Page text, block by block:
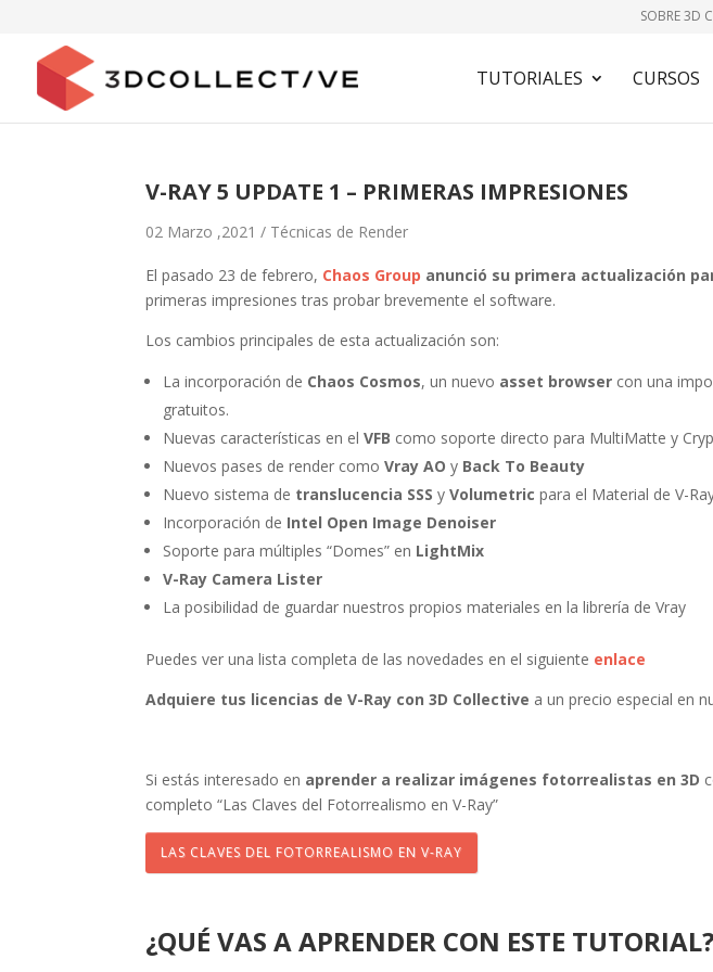
SOBRE 3D
TUTORIALES CURSOS
V-RAY 5 UPDATE 1 – PRIMERAS IMPRESIONES
02 Marzo ,2021 / Técnicas de Render
El pasado 23 de febrero, Chaos Group anunció su primera actualización
primeras impresiones tras probar brevemente el software.
Los cambios principales de esta actualización son:
La incorporación de Chaos Cosmos, un nuevo asset browser con una
gratuitos.
Nuevas características en elVFB como soporte directo para MultiMatte y
Nuevos pases de render comoVray AOy Back To Beauty
Nuevo sistema de translucencia SSS yVolumetric para el Material de V-
Incorporación de Intel Open Image Denoiser
Soporte para múltiples “Domes” en LightMix
V-Ray Camera Lister
La posibilidad de guardar nuestros propios materiales en la librería de Vray
Puedes ver una lista completa de las novedades en el siguiente enlace
Adquiere tus licencias de V-Ray con 3D Collective a un precio especial en
Si estás interesado en aprender a realizar imágenes fotorrealistas en 3D
completo “Las Claves del Fotorrealismo en V-Ray”
LAS CLAVES DEL FOTORREALISMO EN V-RAY
¿QUÉ VAS A APRENDER CON ESTE TUTORIAL?